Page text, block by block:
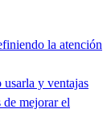
la atención
y ventajas
mejorar el